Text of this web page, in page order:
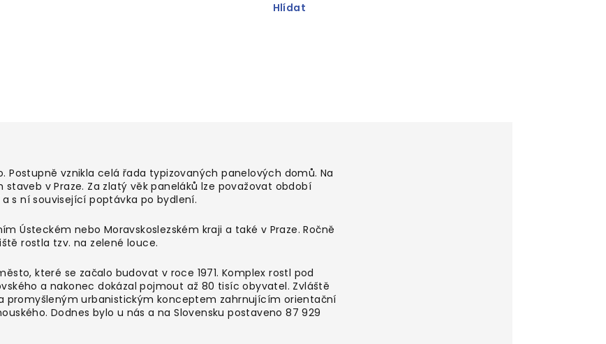
Hlídat
Postupně vznikla celá řada typizovaných panelových domů. Na
v Praze. Za zlatý věk paneláků lze považovat období
s ní související poptávka po bydlení.
Ústeckém nebo Moravskoslezském kraji a také v Praze. Ročně
rostla tzv. na zelené louce.
které se začalo budovat v roce 1971. Komplex rostl pod
a nakonec dokázal pojmout až 80 tisíc obyvatel. Zvláště
promyšleným urbanistickým konceptem zahrnujícím orientační
Dodnes bylo u nás a na Slovensku postaveno 87 929